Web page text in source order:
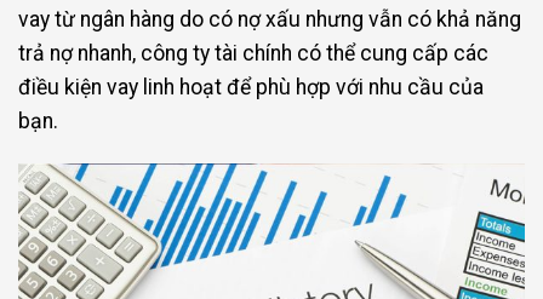
vay từ ngân hàng do có nợ xấu nhưng vẫn có khả năng
trả nợ nhanh, công ty tài chính có thể cung cấp các
điều kiện vay linh hoạt để phù hợp với nhu cầu của
bạn.